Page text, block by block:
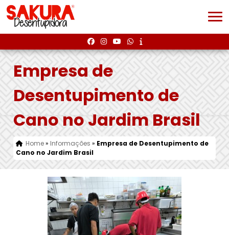
Empresa de
Desentupimento de
Cano no Jardim Brasil
Home» Informações » Empresa de Desentupimento de
Cano no Jardim Brasil